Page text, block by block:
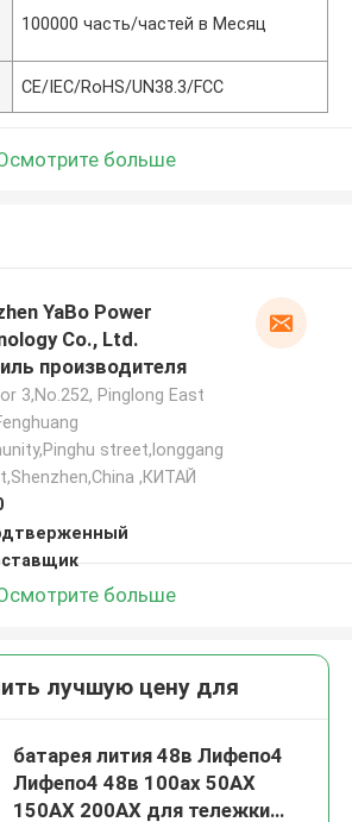
100000 часть/частей в Месяц
CE/IEC/RoHS/UN38.3/FCC
больше
YaBo Power
Co., Ltd.
производителя
3,No.252, Pinglong East
street,longgang
,КИТАЙ
больше
лучшую цену для
батарея лития 48в Лифепо4
Лифепо4 48в 100ах 50АХ
150АХ 200АХ для тележки